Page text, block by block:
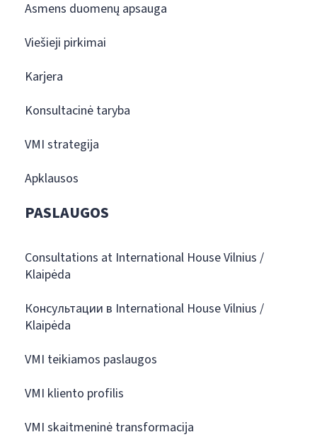
Asmens duomenų apsauga
Viešieji pirkimai
Karjera
Konsultacinė taryba
VMI strategija
Apklausos
PASLAUGOS
Consultations at International House Vilnius /
Klaipėda
Консультации в International House Vilnius /
Klaipėda
VMI teikiamos paslaugos
VMI kliento profilis
VMI skaitmeninė transformacija